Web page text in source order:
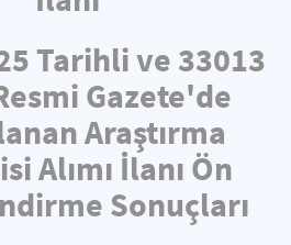
Tarihli ve 33013
Gazete'de
Araştırma
Alımı İlanı Ön
Sonuçları